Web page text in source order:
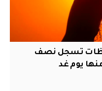
تسجل نصف
يوم غد